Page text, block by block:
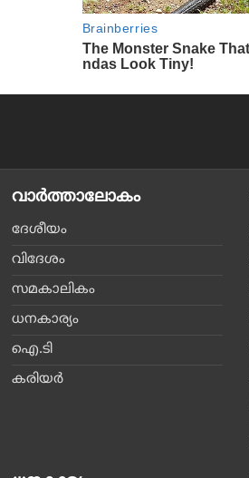
വാര്‍ത്താലോകം
ദേശീയം
വിദേശം
സമകാലികം
ധനകാര്യം
ഐ.ടി
കരിയര്‍